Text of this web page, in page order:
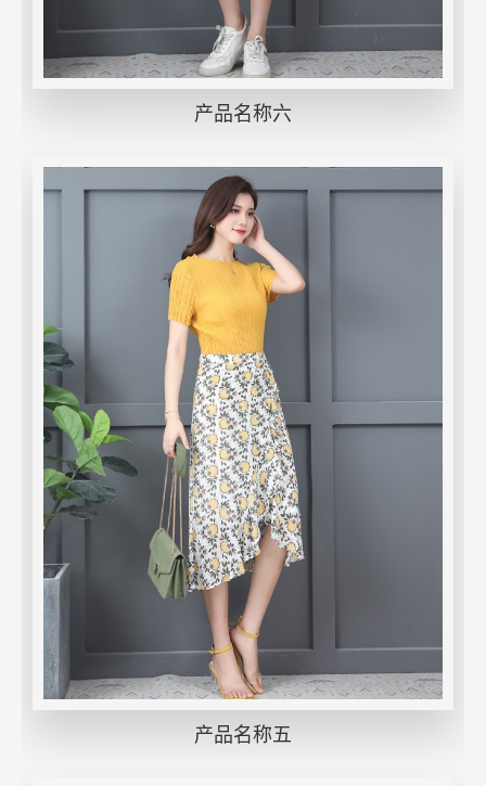
产品名称六
产品名称五